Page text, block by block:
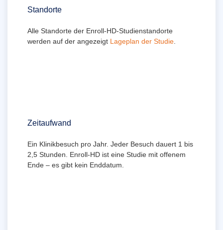
Standorte
Alle Standorte der Enroll-HD-Studienstandorte
werden auf der angezeigt Lageplan der Studie
Zeitaufwand
Ein Klinikbesuch pro Jahr. Jeder Besuch dauert 1 bis
2,5 Stunden. Enroll-HD ist eine Studie mit offenem
Ende – es gibt kein Enddatum.